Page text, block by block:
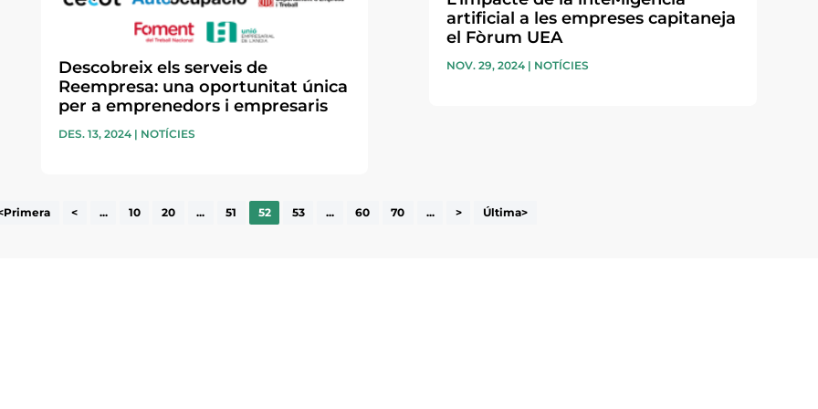
Descobreix els serveis de
Reempresa: una oportunitat única
per a emprenedors i empresaris
DES. 13, 2024| NOTÍCIES
artificial a les empreses capitaneja
el Fòrum UEA
NOV. 29, 2024| NOTÍCIES
< ... 10 20 ... 51 52 53 ... 60 70 ... > Última>